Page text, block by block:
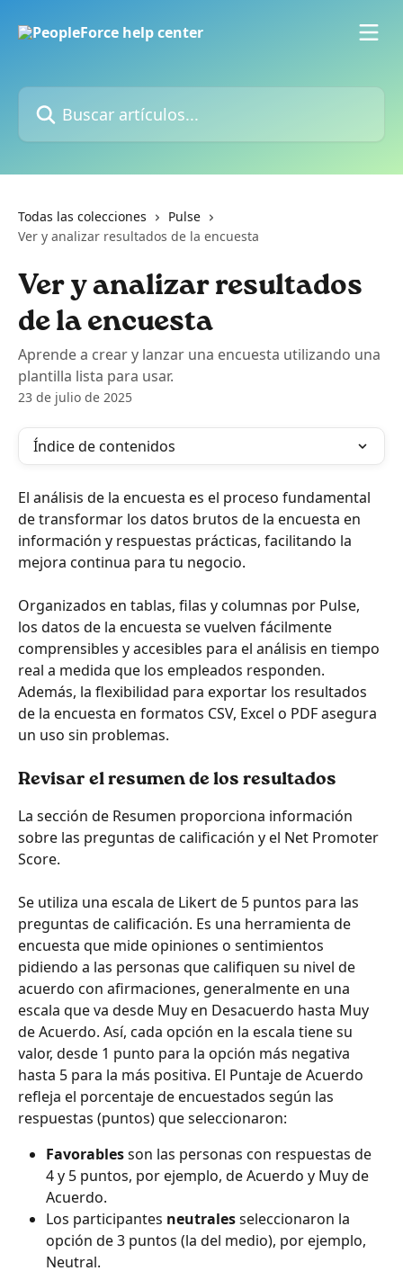
Buscar artículos...
Todas las colecciones
Pulse
Ver y analizar resultados de la encuesta
Ver y analizar resultados
de la encuesta
Aprende a crear y lanzar una encuesta utilizando una
plantilla lista para usar.
23 de julio de 2025
Índice de contenidos
El análisis de la encuesta es el proceso fundamental
de transformar los datos brutos de la encuesta en
información y respuestas prácticas, facilitando la
mejora continua para tu negocio.
Organizados en tablas, filas y columnas por Pulse,
los datos de la encuesta se vuelven fácilmente
comprensibles y accesibles para el análisis en tiempo
real a medida que los empleados responden.
Además, la flexibilidad para exportar los resultados
de la encuesta en formatos CSV, Excel o PDF asegura
un uso sin problemas.
Revisar el resumen de los resultados
La sección de Resumen proporciona información
sobre las preguntas de calificación y el Net Promoter
Score.
Se utiliza una escala de Likert de 5 puntos para las
preguntas de calificación. Es una herramienta de
encuesta que mide opiniones o sentimientos
pidiendo a las personas que califiquen su nivel de
acuerdo con afirmaciones, generalmente en una
escala que va desde Muy en Desacuerdo hasta Muy
de Acuerdo. Así, cada opción en la escala tiene su
valor, desde 1 punto para la opción más negativa
hasta 5 para la más positiva. El Puntaje de Acuerdo
refleja el porcentaje de encuestados según las
respuestas (puntos) que seleccionaron:
Favorables son las personas con respuestas de
4 y 5 puntos, por ejemplo, de Acuerdo y Muy de
Acuerdo.
Los participantes neutrales seleccionaron la
opción de 3 puntos (la del medio), por ejemplo,
Neutral.